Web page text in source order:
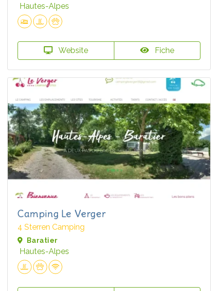
Hautes-Alpes
Website Fiche
Camping Le Verger
4 Sterren Camping
Baratier
Hautes-Alpes